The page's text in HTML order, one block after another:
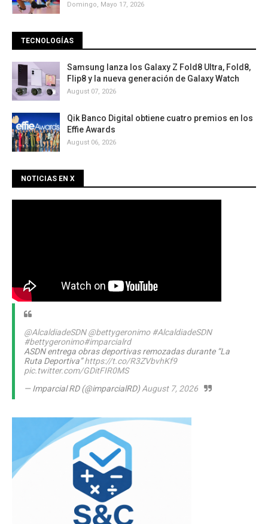
Domingo, Mayo 17, 2026
TECNOLOGÍAS
Samsung lanza los Galaxy Z Fold8 Ultra, Fold8,
Flip8 y la nueva generación de Galaxy Watch
August 07, 2026
Qik Banco Digital obtiene cuatro premios en los
Effie Awards
August 06, 2026
NOTICIAS EN X
@AlcaldiadeSDN @bettygeronimo #AlcaldiadeSDN
#bettygeronimo#imparcialrd
ASDN entrega obras deportivas remozadas durante “La
Ruta Deportiva”https://t.co/R3ZVbvhKf9
pic.twitter.com/GDitFIR0MS
— Imparcial RD (@imparcialRD)August 7, 2026